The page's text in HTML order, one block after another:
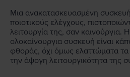
Μια ανακατασκευασμένη
ποιοτικούς ελέγχους,
λειτουργία της, σαν
ολοκαίνουργια συσκευή είναι
φθοράς, όχι όμως ελαττώματα
την άψογη λειτουργικότητα της